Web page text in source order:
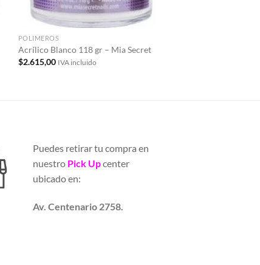
POLIMEROS
Acrílico Blanco 118 gr – Mia Secret
$2.615,00 IVA incluido
Puedes retirar tu compra en
nuestro Pick Upcenter
ubicado en:
Av. Centenario 2758.